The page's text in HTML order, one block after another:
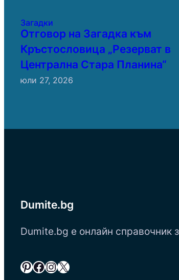
Загадки
Отговор на Загадка към
Кръстословица „Резерват в
Централна Стара Планина“
юли 27, 2026
Dumite.bg
Dumite.bg е онлайн справочник
Pinterest Facebook InstagramX